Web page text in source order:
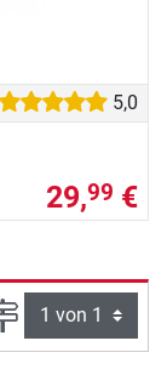
5,0
29,99 €
Seite